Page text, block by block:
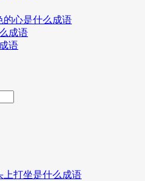
的心是什么成语
成语
语
上打坐是什么成语